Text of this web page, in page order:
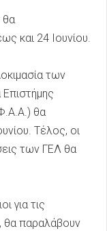
θα
και 24 Ιουνίου.
των
θα
Τέλος, οι
των ΓΕΛ θα
για τις
θα παραλάβουν